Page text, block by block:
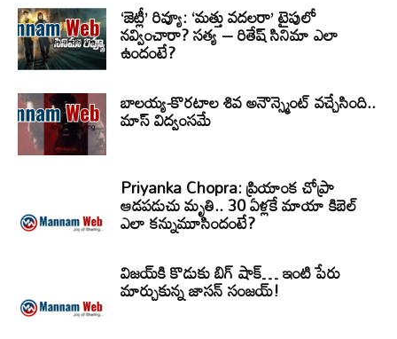
‘జెట్లీ’ రివ్యూ: ‘మత్తు వదలరా’ టైపులో
నవ్వించారా? సత్య – రితేష్ సినిమా ఎలా
ఉందంటే?
బాలయ్య-కొరటాల శివ అనౌన్స్మెంట్ వచ్చేసింది..
మాస్ విద్వంసమే
Priyanka Chopra: ప్రియాంక చోప్రా
ఆడపడుచు మృతి.. 30 ఏళ్లకే మాయా కిబెల్
ఎలా కన్నుమూసిందంటే?
విజయ్‌కి కొడుకు బిగ్ షాక్… ఇంటి పేరు
మార్చుకున్న జాసన్ సంజయ్!